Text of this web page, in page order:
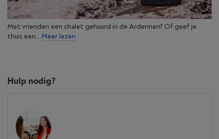
Ontdek gratis muziek, originele content en
duizenden radiostations van over de hele wereld
met Sonos Radio. Je vindt het in de Sonos-app
zodra je je systeem hebt geïnstalleerd.
Met vrienden een chalet gehuurd in de Ardennen? Of geef je
thuis een... Meer lezen
Hulp nodig?